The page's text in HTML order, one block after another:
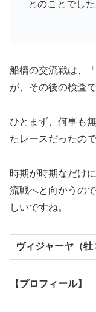
とのことでし
船橋の交流戦は、
が、その後の検査
ひとまず、何事も
たレースだったの
時期が時期なだけ
流戦へと向かうの
しいですね。
ヴィジャーヤ（牡
【プロフィール】